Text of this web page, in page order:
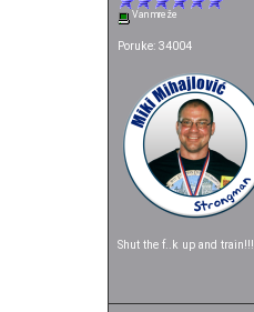
Van mreže
Poruke: 34004
Shut the f..k up and train!!!